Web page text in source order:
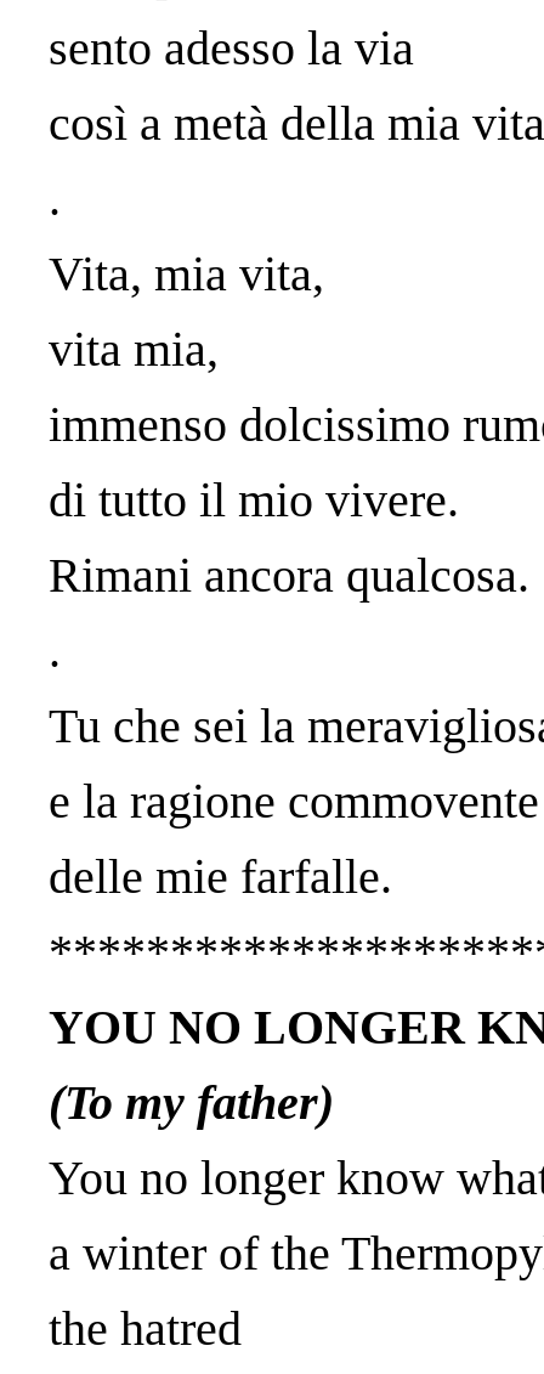
sento adesso la via
così a metà della mia
.
Vita, mia vita,
vita mia,
immenso dolcissimo
di tutto il mio vivere.
Rimani ancora qualcosa.
.
Tu che sei la
e la ragione commovente
delle mie farfalle.
YOU NO LONGER
(To my father)
You no longer know
a winter of the
the hatred